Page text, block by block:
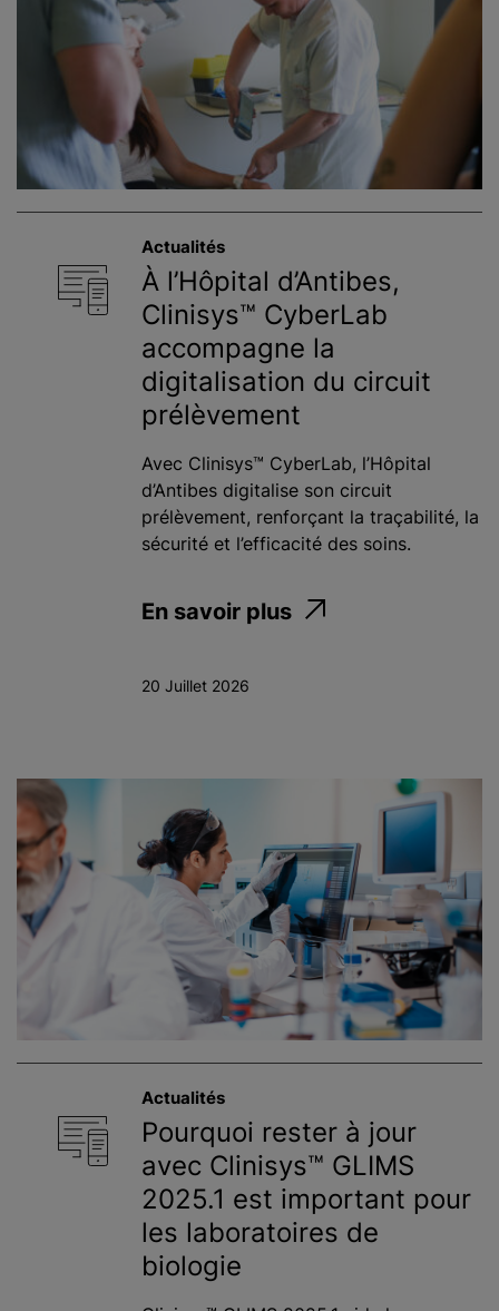
Actualités
À l’Hôpital d’Antibes,
Clinisys™ CyberLab
accompagne la
digitalisation du circuit
prélèvement
Avec Clinisys™ CyberLab, l’Hôpital
d’Antibes digitalise son circuit
prélèvement, renforçant la traçabilité, la
sécurité et l’efficacité des soins.
En savoir plus
20 Juillet 2026
Actualités
Pourquoi rester à jour
avec Clinisys™ GLIMS
2025.1 est important pour
les laboratoires de
biologie